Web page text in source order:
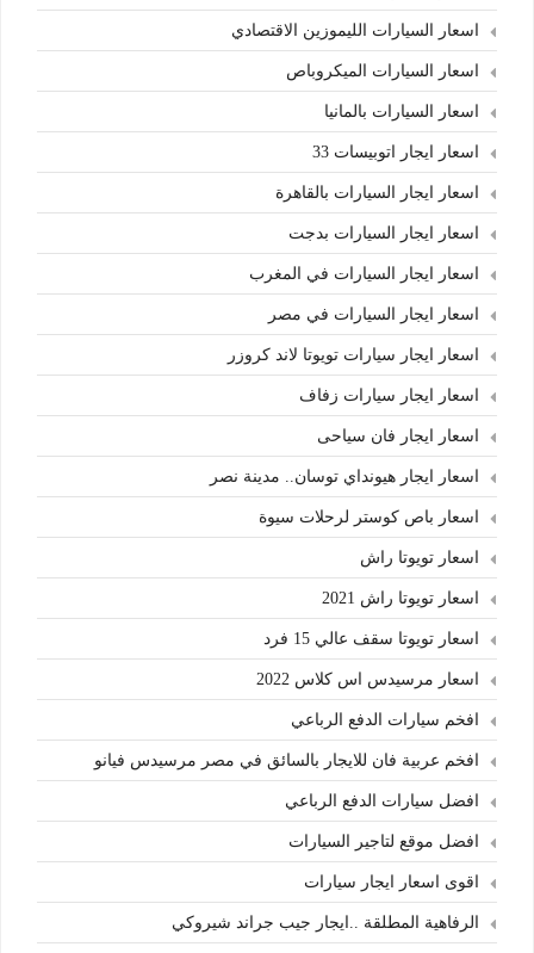
اسعار السيارات الليموزين الاقتصادي
اسعار السيارات الميكروباص
اسعار السيارات بالمانيا
اسعار ايجار اتوبيسات 33
اسعار ايجار السيارات بالقاهرة
اسعار ايجار السيارات بدجت
اسعار ايجار السيارات في المغرب
اسعار ايجار السيارات في مصر
اسعار ايجار سيارات تويوتا لاند كروزر
اسعار ايجار سيارات زفاف
اسعار ايجار فان سياحى
اسعار ايجار هيونداي توسان.. مدينة نصر
اسعار باص كوستر لرحلات سيوة
اسعار تويوتا راش
اسعار تويوتا راش 2021
اسعار تويوتا سقف عالي 15 فرد
اسعار مرسيدس اس كلاس 2022
افخم سيارات الدفع الرباعي
افخم عربية فان للايجار بالسائق في مصر مرسيدس فيانو
افضل سيارات الدفع الرباعي
افضل موقع لتاجير السيارات
اقوى اسعار ايجار سيارات
الرفاهية المطلقة ..ايجار جيب جراند شيروكي